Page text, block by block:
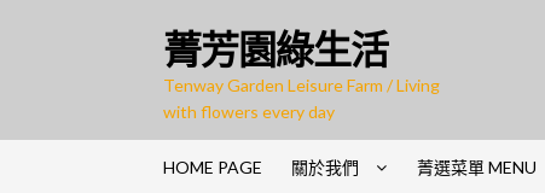
to
navigation
to
content
菁芳園綠生活
Tenway Garden Leisure Farm / Living
with flowers every day
HOME PAGE 關於我們 菁選菜單 MENU